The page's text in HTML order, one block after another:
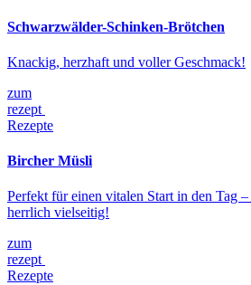
Schwarzwälder-Schinken-Brötchen
Knackig, herzhaft und voller Geschmack!
zum
rezept
Rezepte
Bircher Müsli
Perfekt für einen vitalen Start in den Tag
herrlich vielseitig!
zum
rezept
Rezepte